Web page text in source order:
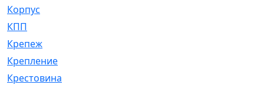
Корпус
КПП
Крепеж
Крепление
Крестовина